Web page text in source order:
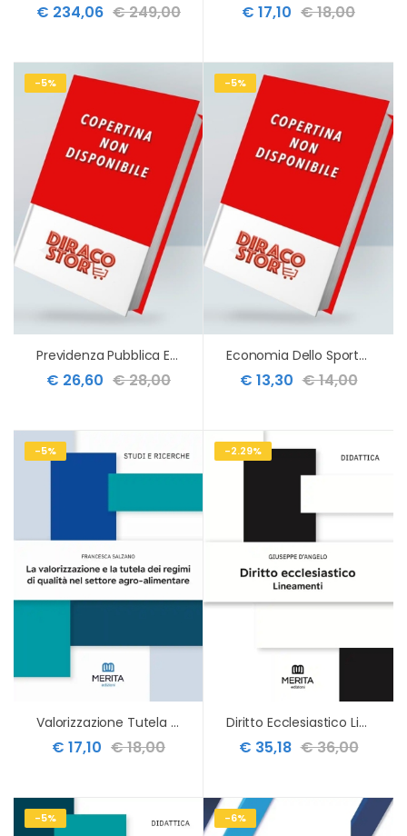
€ 234,06 € 249,00 € 17,10 € 18,00
-5%
Previdenza Pubblica E Privata
€ 26,60 € 28,00
-5%
Economia Dello Sport Territorio Comunita
€ 13,30 € 14,00
-5%
Valorizzazione Tutela Regimi Agro Alim.
€ 17,10 € 18,00
-2.29%
Diritto Ecclesiastico Lineamenti
€ 35,18 € 36,00
-5% -6%